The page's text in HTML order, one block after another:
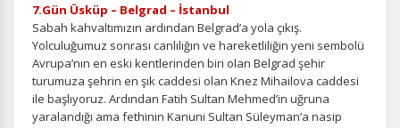
7.Gün Üsküp – Belgrad – İstanbul
Sabah kahvaltımızın ardından Belgrad’a yola çıkış.
Yolculuğumuz sonrası canlılığın ve hareketliliğin yeni sembolü
Avrupa’nın en eski kentlerinden biri olan Belgrad şehir
turumuza şehrin en şık caddesi olan Knez Mihailova caddesi
ile başlıyoruz. Ardından Fatih Sultan Mehmed’in uğruna
yaralandığı ama fethinin Kanuni Sultan Süleyman’a nasip